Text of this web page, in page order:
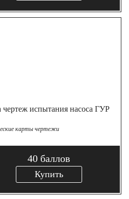
чертеж испытания насоса ГУР
карты чертежи
40 баллов
Купить